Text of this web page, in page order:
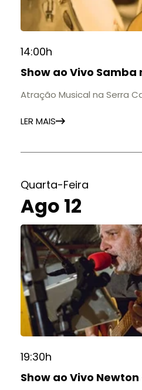
14:00h
Show ao Vivo Samba
Atração Musical na Serra
LER MAIS
Quarta-Feira
Ago 12
19:30h
Show ao Vivo